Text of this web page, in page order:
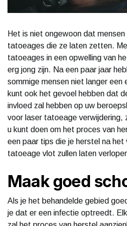
Het is niet ongewoon dat
tatoeages die ze laten zetten.
tatoeages in een opwelling van
erg jong zijn. Na een paar jaar
sommige mensen niet langer
kunt ook het gevoel hebben dat
invloed zal hebben op uw
voor laser tatoeage verwijdering,
u kunt doen om het proces van
een paar tips die je herstel na het
tatoeage vlot zullen laten
Maak goed
Als je het behandelde gebied
je dat er een infectie optreedt.